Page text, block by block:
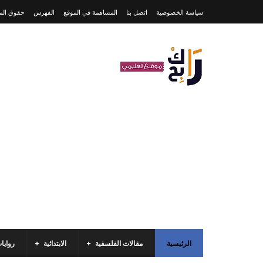
سياسة الخصوصية اتصل بنا المساهمة في الموقع الفهرس حقوق
الرئيسية مقالات الفلسفية الابتدائية